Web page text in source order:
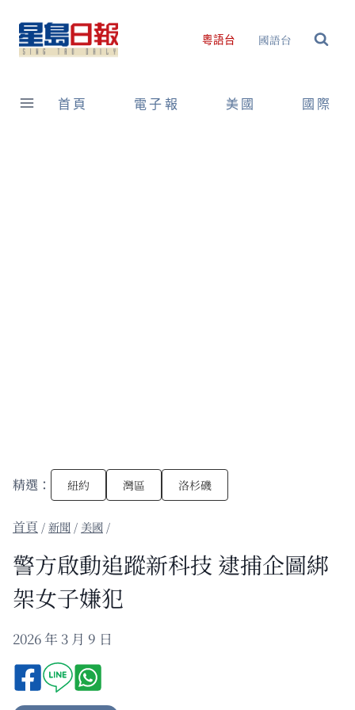
content
粵語台 國語台
首頁 電子報 美國 國際
精選： 紐約 灣區 洛杉磯
/新聞 / 美國 /
警方啟動追蹤新科技 逮捕企圖綁
架女子嫌犯
2026 年 3 月 9 日